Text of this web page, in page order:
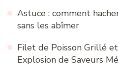
Astuce : comment
sans les abîmer
Filet de Poisson Grillé
Explosion de Saveurs